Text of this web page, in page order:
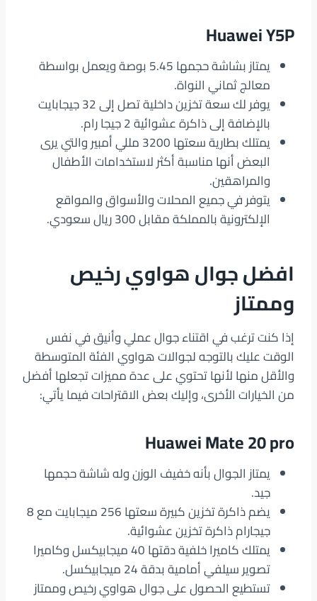
Huawei Y5P
يمتاز بشاشة حجمها 5.45 بوصة ويعمل بواسطة
معالج ثماني النواة.
يوفر لك سعة تخزين داخلية تصل إلى 32 جيجابايت
بالإضافة إلى ذاكرة عشوائية 2 جيجا رام.
يمتلك بطارية سعتها 3200 مللي أمبير والتي يرى
البعض أنها مناسبة أكثر لاستخدامات الأطفال
والمراهقين.
يتوفر في جميع المحلات والأسواق والمواقع
الإلكترونية بالمملكة مقابل 300 ريال سعودي.
افضل جوال هواوي رخيص
وممتاز
إذا كنت ترغب في اقتناء جوال عملي وأنيق في نفس
الوقت عليك بالتوجه لجوالات هواوي الفئة المتوسطة
والأقل منها لأنها تحتوي على عدة مميزات تجعلها أفضل
من الخيارات الأخرى، وإليك بعض الاقتراحات فيما يأتي:
Huawei Mate 20 pro
يمتاز الجوال بأنه خفيف الوزن وله شاشة حجمها
جيد.
يضم ذاكرة تخزين كبيرة سعتها 256 ميجابايت مع 8
جيجارام ذاكرة تخزين عشوائية.
يمتلك كاميرا خلفية دقتها 40 ميجابيكسل وكاميرا
تصوير سيلفي أمامية بدقة 24 ميجابيكسل.
تستطيع الحصول على جوال هواوي رخيص وممتاز